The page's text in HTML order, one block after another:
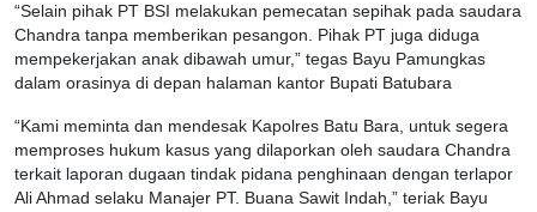
“Selain pihak PT BSI melakukan pemecatan sepihak pada saudara
Chandra tanpa memberikan pesangon. Pihak PT juga diduga
mempekerjakan anak dibawah umur,” tegas Bayu Pamungkas
dalam orasinya di depan halaman kantor Bupati Batubara
“Kami meminta dan mendesak Kapolres Batu Bara, untuk segera
memproses hukum kasus yang dilaporkan oleh saudara Chandra
terkait laporan dugaan tindak pidana penghinaan dengan terlapor
Ali Ahmad selaku Manajer PT. Buana Sawit Indah,” teriak Bayu